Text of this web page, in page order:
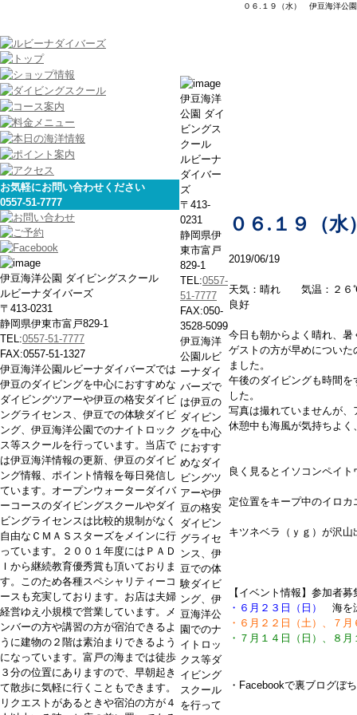
０６.１９（水） 伊豆海洋公園
お気軽にお問い合わせください
0557-51-7777
伊豆海洋公園 ダイビングスクール
ルビーナダイバーズ
〒413-0231
静岡県伊東市富戸829-1
TEL:0557-51-7777
FAX:0557-51-1327
伊豆海洋公園ルビーナダイバーズでは
伊豆のダイビングを中心におすすめな
ダイビングツアーや伊豆の格安ダイビ
ングライセンス、伊豆での体験ダイビ
ング、伊豆海洋公園でのナイトロック
ス等スクールを行っています。当店で
は伊豆海洋情報の更新、伊豆のダイビ
ング情報、ポイント情報を毎日発信し
ています。オープンウォーターダイバ
ーコースのダイビングスクールやダイ
ビングライセンスは比較的規制がなく
自由なＣＭＡＳスターズをメインに行
っています。２００１年度にはＰＡＤ
Ｉから継続教育優秀賞も頂いておりま
す。このため各種スペシャリティーコ
ースも充実しております。お店は夫婦
経営ゆえ小規模で営業しています。メ
ンバーの方や講習の方が宿泊できるよ
うに建物の２階は素泊まりできるよう
になっています。富戸の海までは徒歩
３分の位置にありますので、早朝起き
て散歩に気軽に行くこともできます。
リクエストがあるときや宿泊の方が４
０６.１９（
2019/06/19
天気：晴れ 気温：２
良好
今日も朝からよく晴れ、暑
ゲストの方が早めについ
ました。
午後のダイビングも時間
した。
写真は撮れていませんが
休憩中も海風が気持ちよ
良く見るとイソコンペイ
定位置をキープ中のイロカ
キツネベラ（ｙｇ）が沢山
【イベント情報】参加者
・６月２３日（日）
海を
・６月２２日（土）、７
・７月１４日（日）、８
・Facebookで裏ブログぼ
伊豆海洋
公園 ダイ
ビングス
クール
ルビーナ
ダイバー
ズ
〒413-
0231
静岡県伊
東市富戸
829-1
TEL:0557-
51-7777
FAX:050-
3528-5099
伊豆海洋
公園ルビ
ーナダイ
バーズで
は伊豆の
ダイビン
グを中心
におすす
めなダイ
ビングツ
アーや伊
豆の格安
ダイビン
グライセ
ンス、伊
豆での体
験ダイビ
ング、伊
豆海洋公
園でのナ
イトロッ
クス等ダ
イビング
スクール
を行って